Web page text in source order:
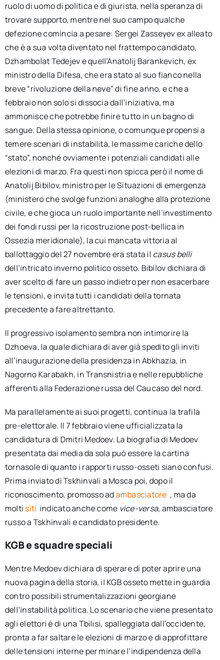
ruolo di uomo di politica e di giurista, nella speranza di
trovare supporto, mentre nel suo campo qualche
defezione comincia a pesare: Sergei Zasseyev ex alleato
che è a sua volta diventato nel frattempo candidato,
Dzhambolat Tedejev e quell’Anatolij Barankevich, ex
ministro della Difesa, che era stato al suo fianco nella
breve “rivoluzione della neve” di fine anno, e che a
febbraio non solo si dissocia dall’iniziativa, ma
ammonisce che potrebbe finire tutto in un bagno di
sangue. Della stessa opinione, o comunque propensi a
temere scenari di instabilità, le massime cariche dello
“stato”, nonché ovviamente i potenziali candidati alle
elezioni di marzo. Fra questi non spicca però il nome di
Anatolij Bibilov, ministro per le Situazioni di emergenza
(ministero che svolge funzioni analoghe alla protezione
civile, e che gioca un ruolo importante nell’investimento
dei fondi russi per la ricostruzione post-bellica in
Ossezia meridionale), la cui mancata vittoria al
ballottaggio del 27 novembre era stata il casus belli
dell’intricato inverno politico osseto. Bibilov dichiara di
aver scelto di fare un passo indietro per non esacerbare
le tensioni, e invita tutti i candidati della tornata
precedente a fare altrettanto.
Il progressivo isolamento sembra non intimorire la
Dzhoeva, la quale dichiara di aver già spedito gli inviti
all’inaugurazione della presidenza in Abkhazia, in
Nagorno Karabakh, in Transnistria e nelle repubbliche
afferenti alla Federazione russa del Caucaso del nord.
Ma parallelamente ai suoi progetti, continua la trafila
pre-elettorale. Il 7 febbraio viene ufficializzata la
candidatura di Dmitri Medoev. La biografia di Medoev
presentata dai media da sola può essere la cartina
tornasole di quanto i rapporti russo-osseti siano confusi.
Prima inviato di Tskhinvali a Mosca poi, dopo il
riconoscimento, promosso adambasciatore , ma da
molti siti indicato anche come vice-versa, ambasciatore
russo a Tskhinvali e candidato presidente.
KGB e squadre speciali
Mentre Medoev dichiara di sperare di poter aprire una
nuova pagina della storia, il KGB osseto mette in guardia
contro possibili strumentalizzazioni georgiane
dell’instabilità politica. Lo scenario che viene presentato
agli elettori è di una Tbilisi, spalleggiata dall’occidente,
pronta a far saltare le elezioni di marzo e di approfittare
delle tensioni interne per minare l’indipendenza della